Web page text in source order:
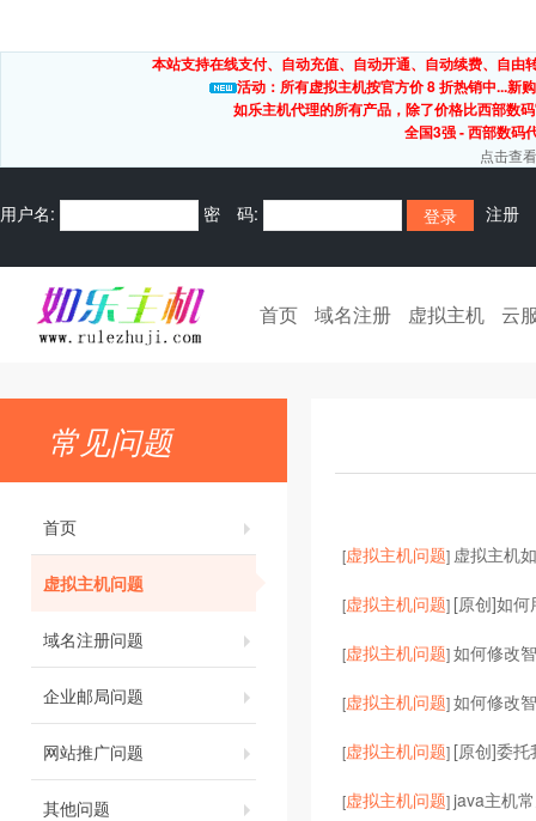
本站支持在线支付、自动充值、自动开通、自动续费、自
活动：所有虚拟主机按官方价 8 折热销中...新
如乐主机代理的所有产品，除了价格比西部数
全国3强 - 西部数
点击查
用户名: 密 码: 注册
首页 域名注册 虚拟主机 云
常见问题
首页
虚拟主机问题
域名注册问题
企业邮局问题
网站推广问题
其他问题
[虚拟主机问题] 虚拟主机
[虚拟主机问题] [原创]如
[虚拟主机问题]如何修改
[虚拟主机问题]如何修改
[虚拟主机问题] [原创]委托
[虚拟主机问题]java主机